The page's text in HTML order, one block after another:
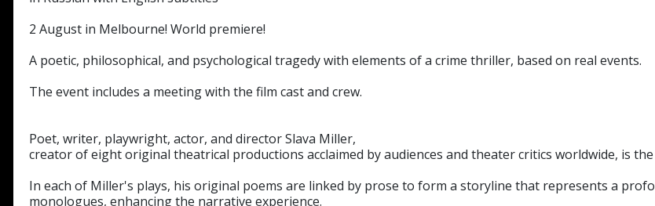
2 August in Melbourne! World premiere!
A poetic, philosophical, and psychological tragedy with elements of a crime thriller, based on real events.
The event includes a meeting with the film cast and crew.
Poet, writer, playwright, actor, and director Slava Miller,
creator of eight original theatrical productions acclaimed by audiences and theater critics worldwide, is
In each of Miller's plays, his original poems are linked by prose to form a storyline that represents a
monologues, enhancing the narrative experience.